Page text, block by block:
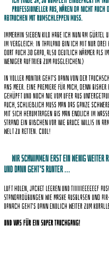
professioneller aus, wären da nicht auch
Abtauchen mit rumschleppen muss.
Immerhin sieben Kilo habe ich nun am Gürtel
im Vergleich: In Thailand bin ich mit nur
dort auch 30 Grad, also deutlich wärmer als
weniger Auftrieb zum Ausgleichen.)
In voller Montur geht’s dann von der
ans Meer. Eine Premiere für mich, denn
gehüpft und noch nie vom Ufer aus
auch, schließlich muss man das ganze
mit sich herumtragen bis man endlich im
Strand ein bißchen vor wie Bruce Willis in
Welt zu retten. Cool!
Wir schwimmen erst ein wenig
und dann geht’s runter …
Luft holen, Jacket leeren und tiiiiiieeeeeef
Standardübungen wie Maske ausblasen und
Danach geht’s dann endlich weiter zum
Und was für ein super Tauchgang!